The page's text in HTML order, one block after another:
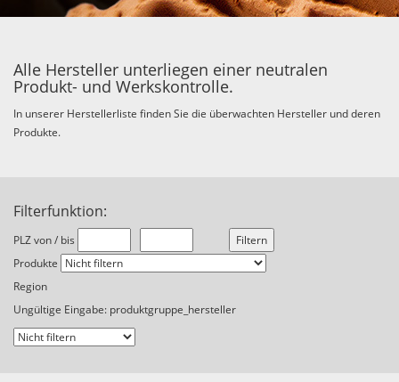
Alle Hersteller unterliegen einer neutralen
Produkt- und Werkskontrolle.
In unserer Herstellerliste finden Sie die überwachten Hersteller und deren
Produkte.
Filterfunktion:
PLZ von / bis
Produkte
Region
Ungültige Eingabe: produktgruppe_hersteller